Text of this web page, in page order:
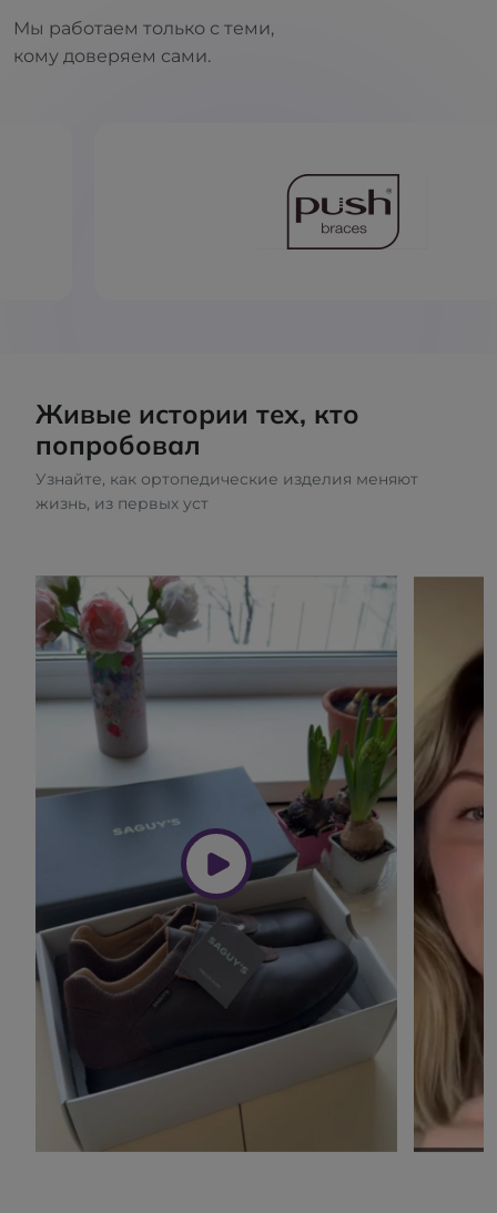
Мы работаем только с теми,
кому доверяем сами.
Живые истории тех, кто
попробовал
Узнайте, как ортопедические изделия меняют
жизнь, из первых уст